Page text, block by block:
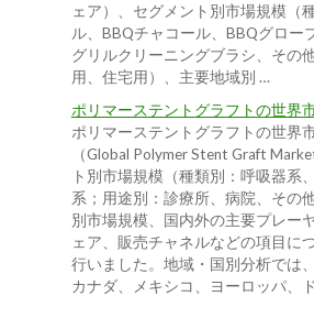
ェア）、セグメント別市場規模（
ル、BBQチャコール、BBQグロー
グリルクリーニングブラシ、その
用、住宅用）、主要地域別 …
ポリマーステントグラフトの世界
ポリマーステントグラフトの世界
（Global Polymer Stent Graft
ト別市場規模（種類別：呼吸器系
系；用途別：診療所、病院、その
別市場規模、国内外の主要プレー
ェア、販売チャネルなどの項目に
行いました。地域・国別分析では
カナダ、メキシコ、ヨーロッパ、